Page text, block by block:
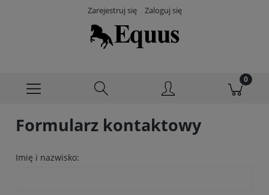
Zarejestruj się Zaloguj się
Formularz kontaktowy
Imię i nazwisko: